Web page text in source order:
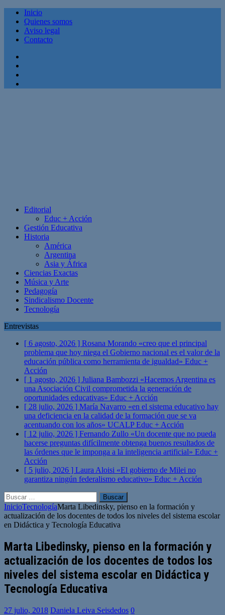
Inicio
Quienes somos
Aviso legal
Contacto
Editorial
Educ + Acción
Gestión Educativa
Historia
América
Argentina
Asia y África
Ciencias Exactas
Música y Arte
Pedagogía
Sindicalismo Docente
Tecnología
Entrevistas
[ 6 agosto, 2026 ] Rosana Morando «creo que el principal
problema que hoy niega el Gobierno nacional es el valor de la
educación pública como herramienta de igualdad» Educ +
Acción
[ 1 agosto, 2026 ] Juliana Bambozzi «Hacemos Argentina es
una Asociación Civil comprometida la generación de
oportunidades educativas» Educ + Acción
[ 28 julio, 2026 ] María Navarro «en el sistema educativo hay
una deficiencia en la calidad de la formación que se va
acentuando con los años» UCALPEduc + Acción
[ 12 julio, 2026 ] Fernando Zullo «Un docente que no pueda
hacerse preguntas difícilmente obtenga buenos resultados de
las órdenes que le imponga a la inteligencia artificial» Educ +
Acción
[ 5 julio, 2026 ] Laura Aloisi «El gobierno de Milei no
garantiza ningún federalismo educativo» Educ + Acción
Buscar:
InicioTecnologíaMarta Libedinsky, pienso en la formación y
actualización de los docentes de todos los niveles del sistema escolar
en Didáctica y Tecnología Educativa
Marta Libedinsky, pienso en la formación y
actualización de los docentes de todos los
niveles del sistema escolar en Didáctica y
Tecnología Educativa
27 julio, 2018 Daniela Leiva Seisdedos 0